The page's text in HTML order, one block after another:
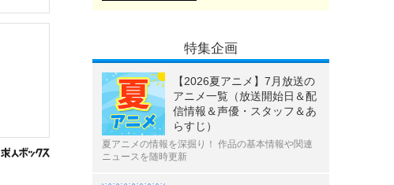
特集企画
【2026夏アニメ】7月放送の
アニメ一覧（放送開始日＆配
信情報＆声優・スタッフ＆あ
らすじ）
夏アニメの情報を深掘り！ 作品の基本情報や関連
ニュースを随時更新